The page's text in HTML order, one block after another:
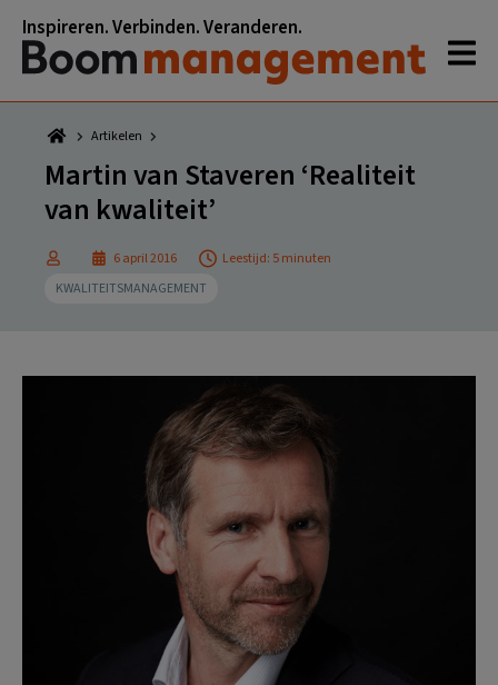
naar
hoofdnavigatie
naar
hoofd
inhoud
naar
eerste
sidebar
naar
voettekst
Inspireren. Verbinden. Veranderen.
Artikelen
Martin van Staveren ‘Realiteit
van kwaliteit’
6 april 2016
Leestijd: 5 minuten
KWALITEITSMANAGEMENT